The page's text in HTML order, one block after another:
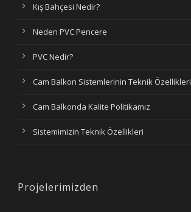
Kış Bahçesi Nedir?
Neden PVC Pencere
PVC Nedir?
Cam Balkon Sistemlerinin Teknik Özellikleri
Cam Balkonda Kalite Politikamız
Sistemimizin Teknik Özellikleri
Projelerimizden